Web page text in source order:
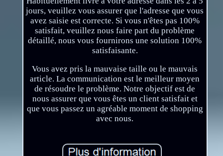
jours, veuillez vous assurer que l'adresse que vous
avez saisie est correcte. Si vous n'êtes pas 100%
satisfait, veuillez nous faire part du problème
détaillé, nous vous fournirons une solution 100%
satisfaisante.
Vous avez pris la mauvaise taille ou le mauvais
article. La communication est le meilleur moyen
de résoudre le problème. Notre objectif est de
nous assurer que vous êtes un client satisfait et
que vous passez un agréable moment de shopping
avec nous.